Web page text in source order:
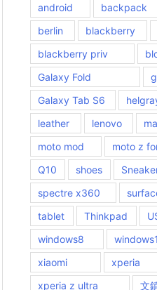
android backpack
berlin
blackberry
blackberry priv
Galaxy Fold
Galaxy Tab S6
leather
lenovo
moto mod
moto z
Q10
shoes
spectre x360
tablet
Thinkpad
windows8
xiaomi
xperia
xperia z ultra
文